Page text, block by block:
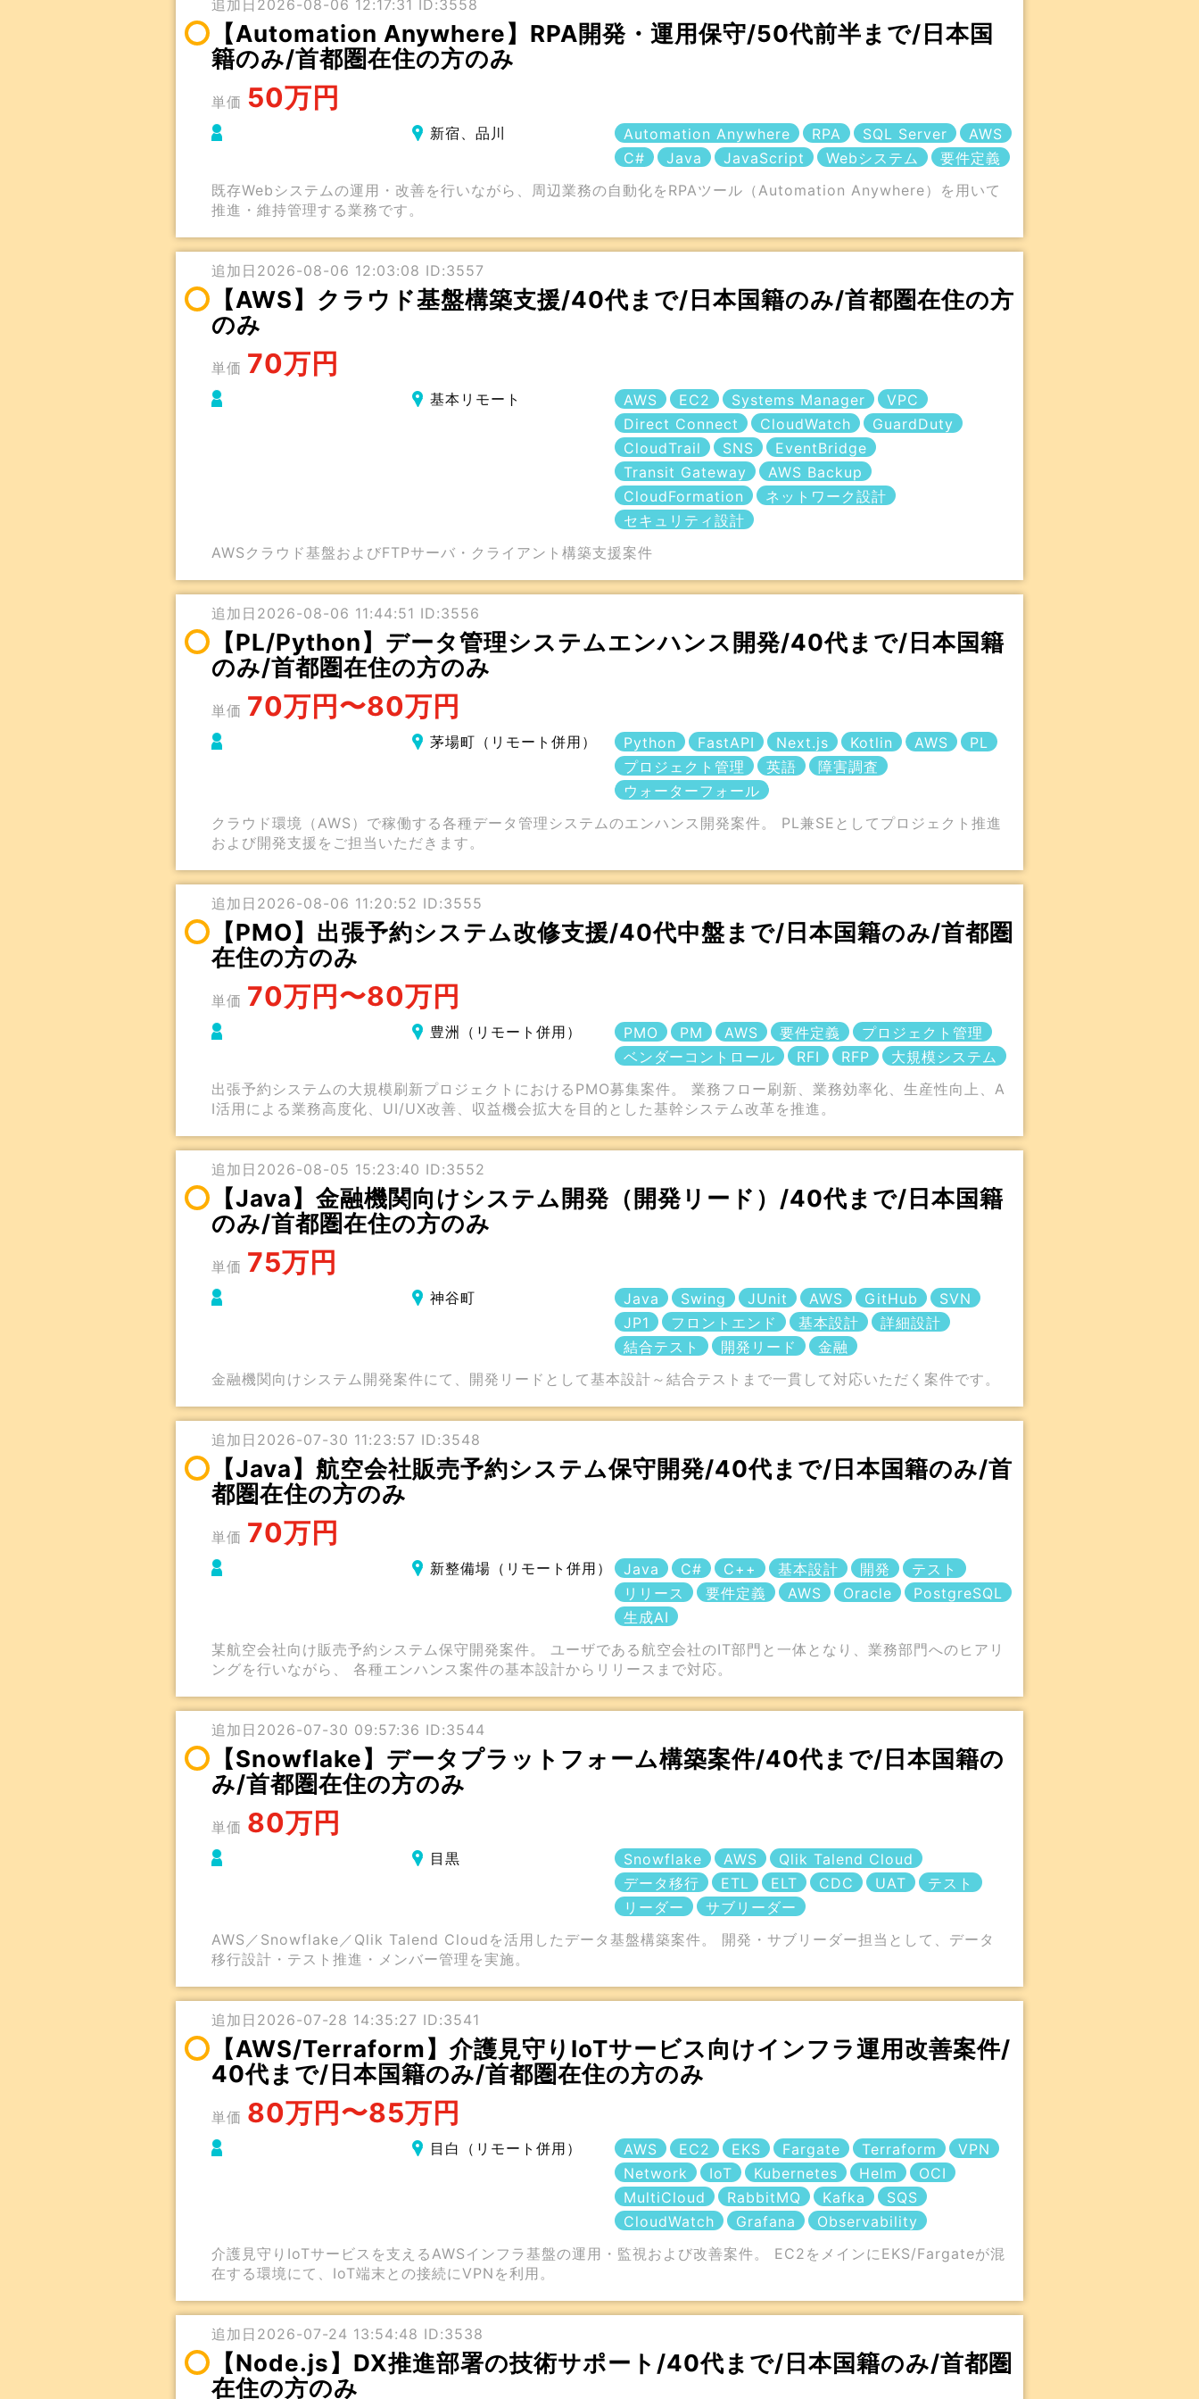
追加日2026-08-06 12:17:31 ID:3558
【Automation Anywhere】RPA開発・運用保守/50代前半まで/日本国
籍のみ/首都圏在住の方のみ
単価 50万円
新宿、品川 Automation Anywhere RPA SQL Server
AWS
C#
Java JavaScript Webシステム
要件定義
既存Webシステムの運用・改善を行いながら、周辺業務の自動化をRPAツール（Automation Anywhere）を用いて
推進・維持管理する業務です。
追加日2026-08-06 12:03:08 ID:3557
【AWS】クラウド基盤構築支援/40代まで/日本国籍のみ/首都圏在住の方
のみ
単価 70万円
基本リモート AWS EC2 Systems Manager
VPC
Direct Connect
CloudWatch
GuardDuty
CloudTrail
SNS
EventBridge
Transit Gateway
AWS Backup
CloudFormation
ネットワーク設計
セキュリティ設計
AWSクラウド基盤およびFTPサーバ・クライアント構築支援案件
追加日2026-08-06 11:44:51 ID:3556
【PL/Python】データ管理システムエンハンス開発/40代まで/日本国籍
のみ/首都圏在住の方のみ
単価 70万円〜80万円
茅場町（リモート併用） Python FastAPI Next.js Kotlin AWS
PL
プロジェクト管理
英語
障害調査
ウォーターフォール
クラウド環境（AWS）で稼働する各種データ管理システムのエンハンス開発案件。 PL兼SEとしてプロジェクト推進
および開発支援をご担当いただきます。
追加日2026-08-06 11:20:52 ID:3555
【PMO】出張予約システム改修支援/40代中盤まで/日本国籍のみ/首都圏
在住の方のみ
単価 70万円〜80万円
豊洲（リモート併用） PMO PM AWS 要件定義
プロジェクト管理
ベンダーコントロール
RFI RFP
大規模システム
出張予約システムの大規模刷新プロジェクトにおけるPMO募集案件。 業務フロー刷新、業務効率化、生産性向上、A
I活用による業務高度化、UI/UX改善、収益機会拡大を目的とした基幹システム改革を推進。
追加日2026-08-05 15:23:40 ID:3552
【Java】金融機関向けシステム開発（開発リード）/40代まで/日本国籍
のみ/首都圏在住の方のみ
単価 75万円
神谷町 Java Swing JUnit AWS GitHub
SVN
JP1
フロントエンド 基本設計
詳細設計
結合テスト
開発リード
金融
金融機関向けシステム開発案件にて、開発リードとして基本設計～結合テストまで一貫して対応いただく案件です。
追加日2026-07-30 11:23:57 ID:3548
【Java】航空会社販売予約システム保守開発/40代まで/日本国籍のみ/首
都圏在住の方のみ
単価 70万円
新整備場（リモート併用） Java C# C++ 基本設計 開発
テスト
リリース
要件定義 AWS Oracle
PostgreSQL
生成AI
某航空会社向け販売予約システム保守開発案件。 ユーザである航空会社のIT部門と一体となり、業務部門へのヒアリ
ングを行いながら、 各種エンハンス案件の基本設計からリリースまで対応。
追加日2026-07-30 09:57:36 ID:3544
【Snowflake】データプラットフォーム構築案件/40代まで/日本国籍の
み/首都圏在住の方のみ
単価 80万円
目黒 Snowflake AWS
Qlik Talend Cloud
データ移行
ETL ELT CDC UAT
テスト
リーダー
サブリーダー
AWS／Snowflake／Qlik Talend Cloudを活用したデータ基盤構築案件。 開発・サブリーダー担当として、データ
移行設計・テスト推進・メンバー管理を実施。
追加日2026-07-28 14:35:27 ID:3541
【AWS/Terraform】介護見守りIoTサービス向けインフラ運用改善案件/
40代まで/日本国籍のみ/首都圏在住の方のみ
単価 80万円〜85万円
目白（リモート併用） AWS EC2 EKS Fargate Terraform
VPN
Network
IoT Kubernetes Helm
OCI
MultiCloud
RabbitMQ Kafka
SQS
CloudWatch
Grafana
Observability
介護見守りIoTサービスを支えるAWSインフラ基盤の運用・監視および改善案件。 EC2をメインにEKS/Fargateが混
在する環境にて、IoT端末との接続にVPNを利用。
追加日2026-07-24 13:54:48 ID:3538
【Node.js】DX推進部署の技術サポート/40代まで/日本国籍のみ/首都圏
在住の方のみ